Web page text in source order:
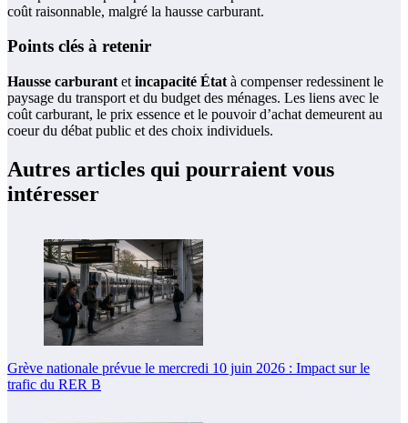
coût raisonnable, malgré la hausse carburant.
Points clés à retenir
Hausse carburant et incapacité État à compenser redessinent le
paysage du transport et du budget des ménages. Les liens avec le
coût carburant, le prix essence et le pouvoir d’achat demeurent au
coeur du débat public et des choix individuels.
Autres articles qui pourraient vous
intéresser
Grève nationale prévue le mercredi 10 juin 2026 : Impact sur le
trafic du RER B